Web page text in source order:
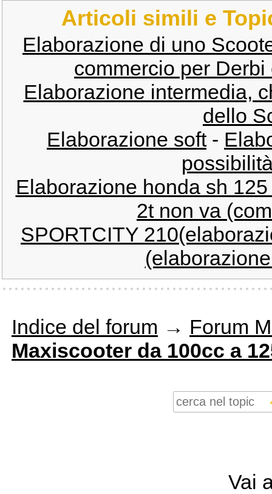
Articoli simili e
Elaborazione di uno
commercio per
Elaborazione intermedia,
dello
Elaborazione soft-
Elaborazione honda sh
2t non va
SPORTCITY
Indice del forum → Forum
Maxiscooter da 100cc a
Vai